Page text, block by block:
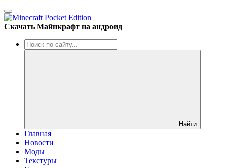
Скачать Майнкрафт на андроид
Найти
Главная
Новости
Моды
Текстуры